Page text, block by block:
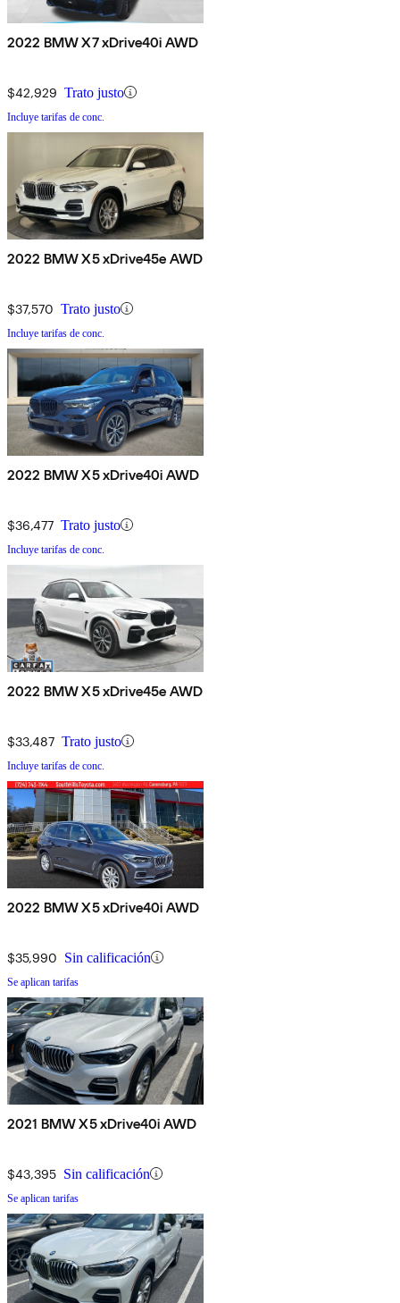
2022 BMW X7 xDrive40i AWD
$42,929 Trato justo
Incluye tarifas de conc.
2022 BMW X5 xDrive45e AWD
$37,570 Trato justo
Incluye tarifas de conc.
2022 BMW X5 xDrive40i AWD
$36,477 Trato justo
Incluye tarifas de conc.
2022 BMW X5 xDrive45e AWD
$33,487 Trato justo
Incluye tarifas de conc.
2022 BMW X5 xDrive40i AWD
$35,990 Sin calificación
Se aplican tarifas
2021 BMW X5 xDrive40i AWD
$43,395 Sin calificación
Se aplican tarifas